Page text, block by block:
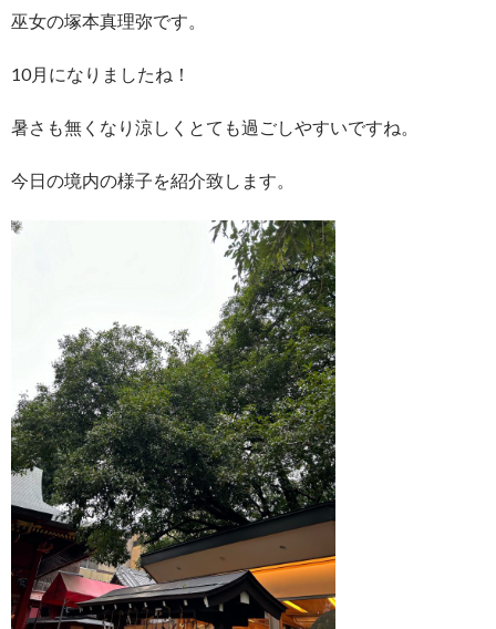
巫女の塚本真理弥です。
10月になりましたね！
暑さも無くなり涼しくとても過ごしやすいですね。
今日の境内の様子を紹介致します。